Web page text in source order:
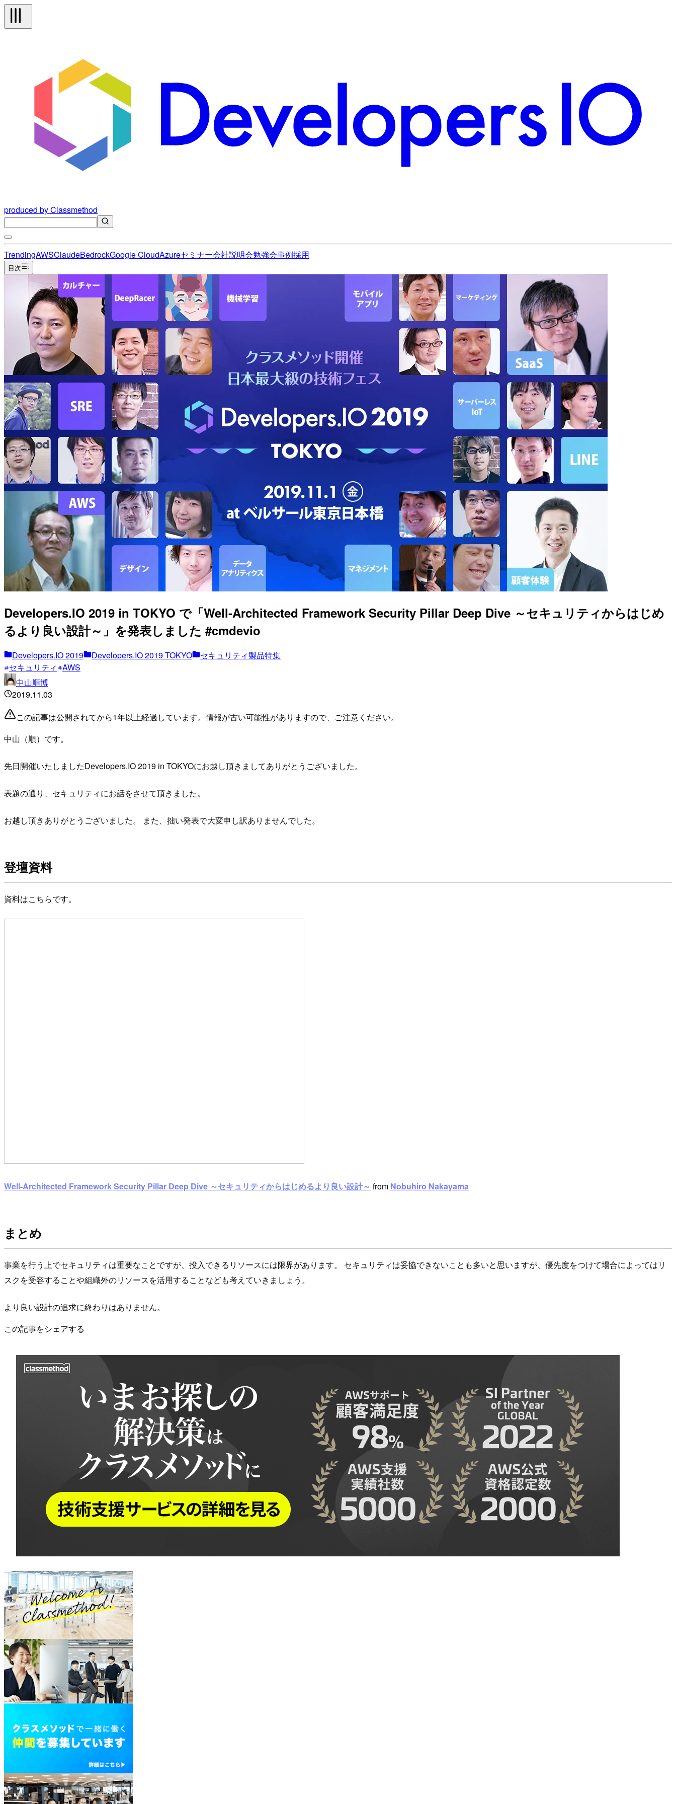
produced by Classmethod
TrendingAWSClaudeBedrockGoogle CloudAzureセミナー会社説明会勉強会事例採用
目次
Developers.IO 2019 in TOKYO で「Well-Architected Framework Security Pillar Deep Dive ～セキュリティからはじめ
るより良い設計～」を発表しました #cmdevio
Developers.IO 2019 Developers.IO 2019 TOKYO
セキュリティ製品特集
セキュリティ AWS
中山順博
2019.11.03
この記事は公開されてから1年以上経過しています。情報が古い可能性がありますので、ご注意ください。
中山（順）です。
先日開催いたしましたDevelopers.IO 2019 in TOKYOにお越し頂きましてありがとうございました。
表題の通り、セキュリティにお話をさせて頂きました。
お越し頂きありがとうございました。 また、拙い発表で大変申し訳ありませんでした。
登壇資料
資料はこちらです。
Well-Architected Framework Security Pillar Deep Dive ～セキュリティからはじめるより良い設計～ from Nobuhiro Nakayama
まとめ
事業を行う上でセキュリティは重要なことですが、投入できるリソースには限界があります。 セキュリティは妥協できないことも多いと思いますが、優先度をつけて場合によってはリ
スクを受容することや組織外のリソースを活用することなども考えていきましょう。
より良い設計の追求に終わりはありません。
この記事をシェアする